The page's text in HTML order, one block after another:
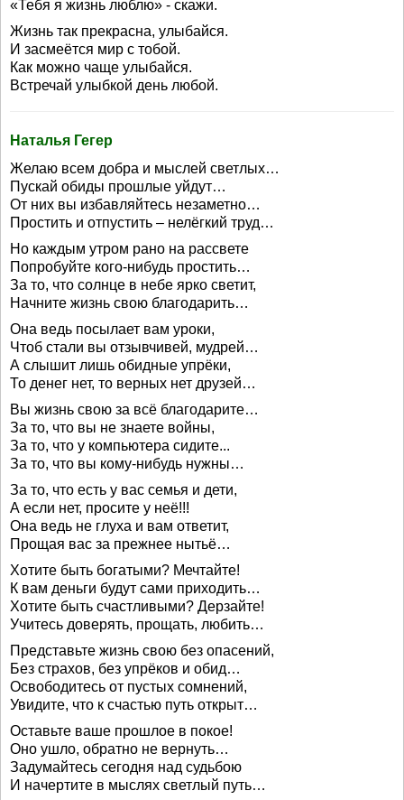
«Тебя я жизнь люблю» - скажи.
Жизнь так прекрасна, улыбайся.
И засмеётся мир с тобой.
Как можно чаще улыбайся.
Встречай улыбкой день любой.
Наталья Гегер
Желаю всем добра и мыслей светлых…
Пускай обиды прошлые уйдут…
От них вы избавляйтесь незаметно…
Простить и отпустить – нелёгкий труд…
Но каждым утром рано на рассвете
Попробуйте кого-нибудь простить…
За то, что солнце в небе ярко светит,
Начните жизнь свою благодарить…
Она ведь посылает вам уроки,
Чтоб стали вы отзывчивей, мудрей…
А слышит лишь обидные упрёки,
То денег нет, то верных нет друзей…
Вы жизнь свою за всё благодарите…
За то, что вы не знаете войны,
За то, что у компьютера сидите...
За то, что вы кому-нибудь нужны…
За то, что есть у вас семья и дети,
А если нет, просите у неё!!!
Она ведь не глуха и вам ответит,
Прощая вас за прежнее нытьё…
Хотите быть богатыми? Мечтайте!
К вам деньги будут сами приходить…
Хотите быть счастливыми? Дерзайте!
Учитесь доверять, прощать, любить…
Представьте жизнь свою без опасений,
Без страхов, без упрёков и обид…
Освободитесь от пустых сомнений,
Увидите, что к счастью путь открыт…
Оставьте ваше прошлое в покое!
Оно ушло, обратно не вернуть…
Задумайтесь сегодня над судьбою
И начертите в мыслях светлый путь…